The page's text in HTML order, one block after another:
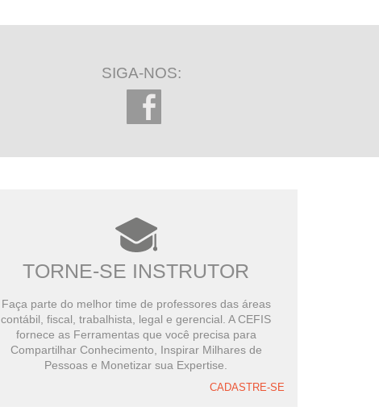
SIGA-NOS:
TORNE-SE INSTRUTOR
Faça parte do melhor time de professores das áreas
contábil, fiscal, trabalhista, legal e gerencial. A CEFIS
fornece as Ferramentas que você precisa para
Compartilhar Conhecimento, Inspirar Milhares de
Pessoas e Monetizar sua Expertise.
CADASTRE-SE